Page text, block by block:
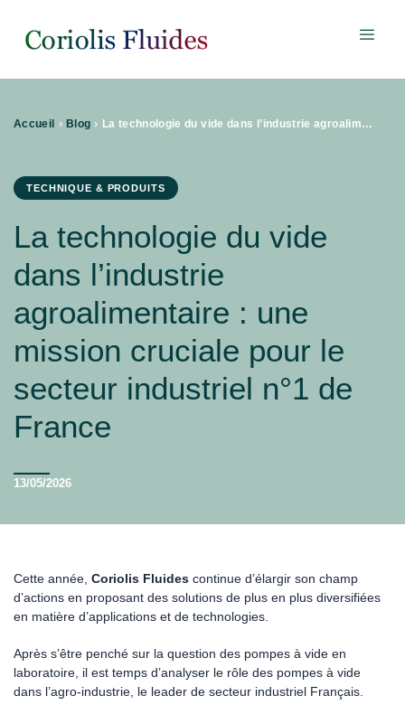
Accueil › Blog › La technologie du vide dans l’industrie agroalimentaire : une mission cruciale pour le secteur industriel n°1 de France
TECHNIQUE & PRODUITS
La technologie du vide
dans l’industrie
agroalimentaire : une
mission cruciale pour le
secteur industriel n°1 de
France
13/05/2026
Cette année, Coriolis Fluides continue d’élargir son champ
d’actions en proposant des solutions de plus en plus diversifiées
en matière d’applications et de technologies.
Après s’être penché sur la question des pompes à vide en
laboratoire, il est temps d’analyser le rôle des pompes à vide
dans l’agro-industrie, le leader de secteur industriel Français.